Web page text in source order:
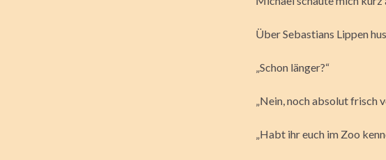
Über Sebastians Lippen
„Schon länger?“
„Nein, noch absolut frisch
„Habt ihr euch im Zoo